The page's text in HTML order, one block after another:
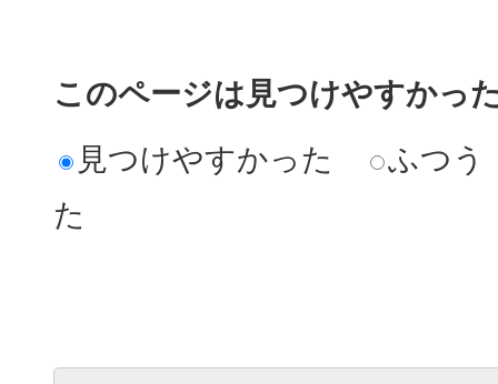
このページは見つけやすかっ
見つけやすかった
ふつう
た